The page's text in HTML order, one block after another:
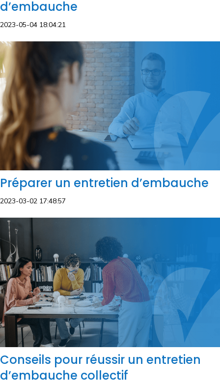
d’embauche
2023-05-04 18:04:21
Préparer un entretien d’embauche
2023-03-02 17:48:57
Conseils pour réussir un entretien
d’embauche collectif